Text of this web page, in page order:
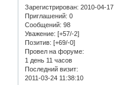
Зарегистрирован: 2010-04-17
Приглашений: 0
Сообщений: 98
Уважение: [+57/-2]
Позитив: [+69/-0]
Провел на форуме:
1 день 11 часов
Последний визит:
2011-03-24 11:38:10